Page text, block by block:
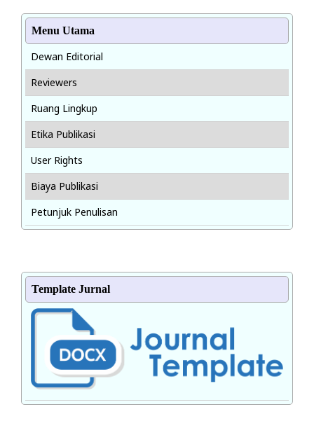
Menu Utama
Dewan Editorial
Reviewers
Ruang Lingkup
Etika Publikasi
User Rights
Biaya Publikasi
Petunjuk Penulisan
Template Jurnal